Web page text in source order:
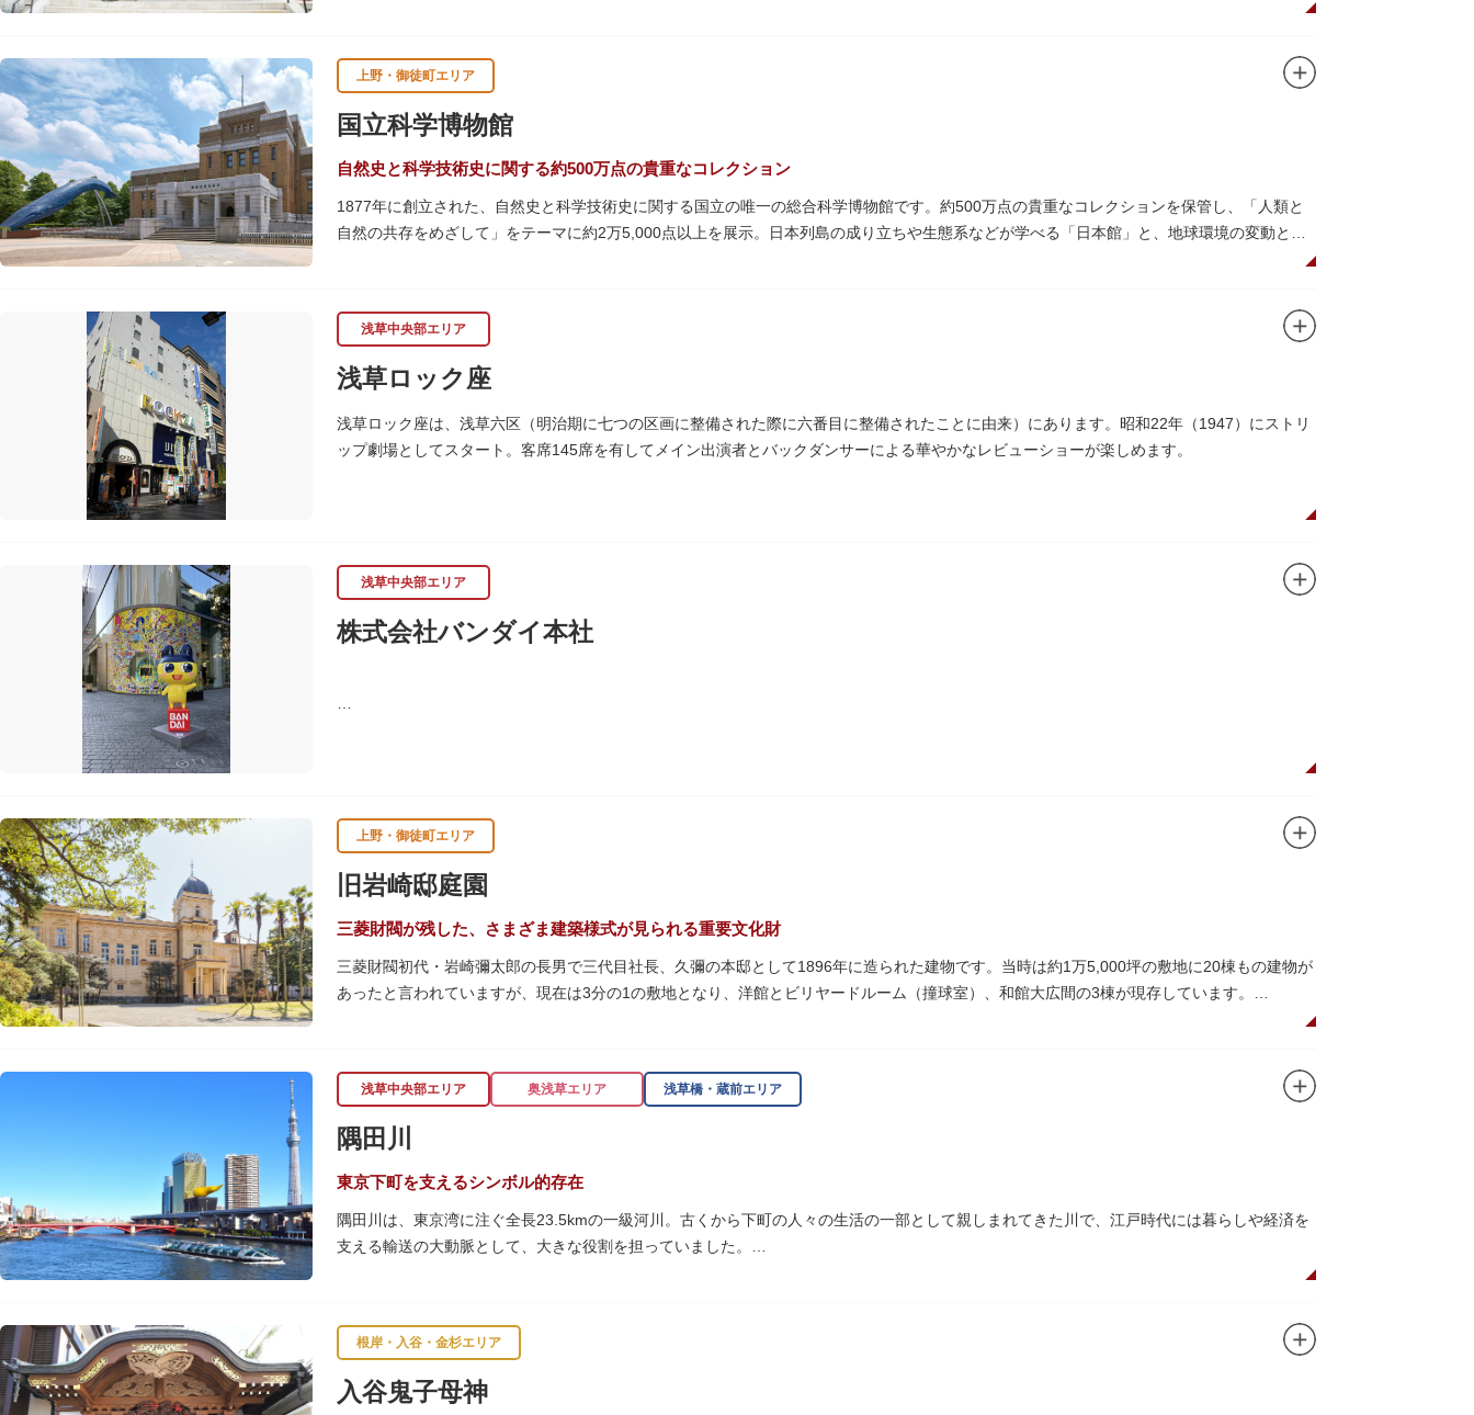
毎朝本堂で執り行われている「浴油祈祷（よくゆきとう）」は、聖天様を供養する最高の祈祷法。心願成就の力があると考えられており、依
頼すると7日間毎朝祈祷していただけます。また、浅草名所七福神のひとつとしても知られ、毘沙門天が祀られています。
上野・御徒町エリア
国立科学博物館
自然史と科学技術史に関する約500万点の貴重なコレクション
1877年に創立された、自然史と科学技術史に関する国立の唯一の総合科学博物館です。約500万点の貴重なコレクションを保管し、「人類と
自然の共存をめざして」をテーマに約2万5,000点以上を展示。日本列島の成り立ちや生態系などが学べる「日本館」と、地球環境の変動と生
の地球の100万分の1の大きさ）のドームの内側すべてがスクリーンになっている世界初のシアターで、月ごとに変わるオリジナル映像を上映
しています。
楽しみながら学習できるイベント企画や、恐竜をはじめとした様々な実物標本、子ども向けのコーナーもあり、お子様連れでも楽しめる博物
館です。
また、国立科学博物館では、日本およびアジアにおける科学系博物館の中核施設として、調査研究、標本資料の収集・保管・活用、展示・学
浅草中央部エリア
浅草ロック座
浅草ロック座は、浅草六区（明治期に七つの区画に整備された際に六番目に整備されたことに由来）にあります。昭和22年（1947）にストリ
ップ劇場としてスタート。客席145席を有してメイン出演者とバックダンサーによる華やかなレビューショーが楽しめます。
浅草中央部エリア
株式会社バンダイ本社
上野・御徒町エリア
旧岩崎邸庭園
三菱財閥が残した、さまざま建築様式が見られる重要文化財
三菱財閥初代・岩崎彌太郎の長男で三代目社長、久彌の本邸として1896年に造られた建物です。当時は約1万5,000坪の敷地に20棟もの建物が
あったと言われていますが、現在は3分の1の敷地となり、洋館とビリヤードルーム（撞球室）、和館大広間の3棟が現存しています。
鹿鳴館の建築家として知られるジョサイア・コンドルによって設計された西洋木造建築の洋館で、館内の随所に見事なジャコビアン様式の装
飾が施されています。
【撞球室】
当時の日本では非常に珍しいスイスの山小屋風の撞球室（ビリヤード場）で、洋館から地下道でつながっています。通常は非公開ですが、毎
【和館大広間】
一度にさまざま建築様式が見られるとあって見ごたえ抜群。大名庭園の形式を一部踏襲している広大な庭は、建築様式同様に和洋併置式とさ
れ、「芝庭」をもつ近代庭園の初期の形を残しています。江戸時代の石碑や手水鉢、庭石などが見られ、煉瓦塀を含めた敷地全体が重要文化
浅草中央部エリア 奥浅草エリア 浅草橋・蔵前エリア
隅田川
東京下町を支えるシンボル的存在
隅田川は、東京湾に注ぐ全長23.5kmの一級河川。古くから下町の人々の生活の一部として親しまれてきた川で、江戸時代には暮らしや経済を
支える輸送の大動脈として、大きな役割を担っていました。
す。
川沿いには「隅田川テラス」と呼ばれる遊歩道も整備されています。心地よい風に吹かれながら、緑化が施された遊歩道で散歩やジョギング
を楽しんだ後は、オープンカフェでほっと一息つくのもおすすめです。
根岸・入谷・金杉エリア
入谷鬼子母神